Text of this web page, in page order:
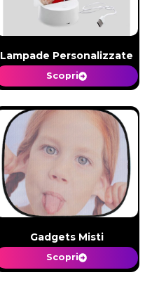
Lampade Personalizzate
Scopri
Gadgets Misti
Scopri